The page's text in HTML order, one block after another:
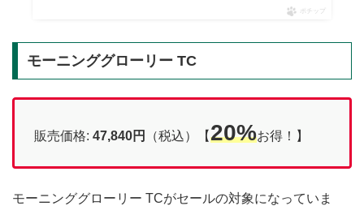
ポチップ
モーニンググローリー TC
販売価格: 47,840円 （税込）【20%お得！】
モーニンググローリー TCがセールの対象になっていま